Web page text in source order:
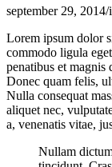
september 29, 2014/i
Lorem ipsum dolor
commodo ligula
penatibus et magnis
Donec quam felis,
Nulla consequat
aliquet nec,
a, venenatis vitae,
Nullam